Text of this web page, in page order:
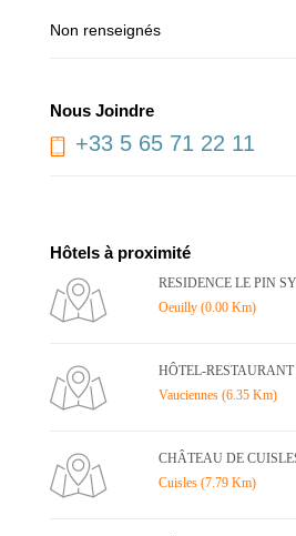
Non renseignés
Nous Joindre
+33 5 65 71 22 11
Hôtels à proximité
RESIDENCE LE PIN
Oeuilly (0.00 Km)
HÔTEL-
Vauciennes (6.35 Km)
CHÂTEAU DE
Cuisles (7.79 Km)